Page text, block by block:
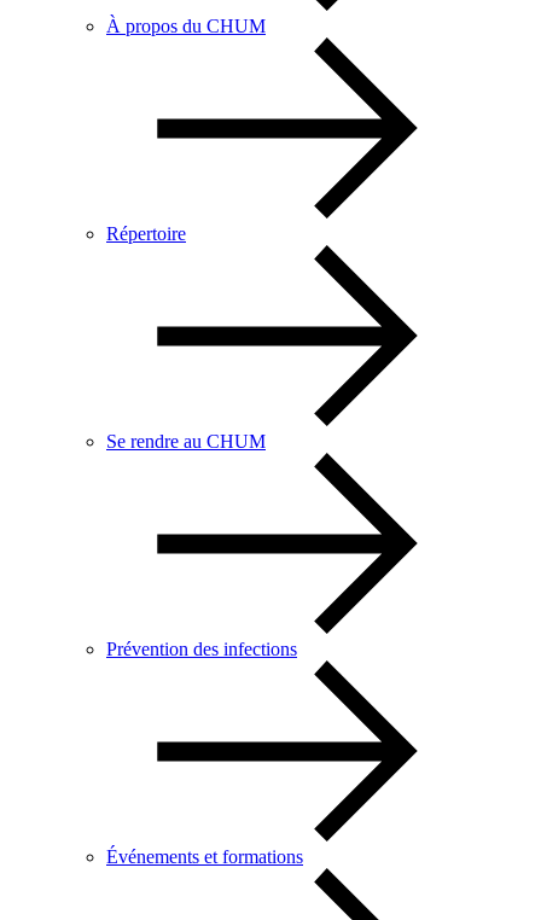
À propos du CHUM
Répertoire
Se rendre au CHUM
Prévention des infections
Événements et formations